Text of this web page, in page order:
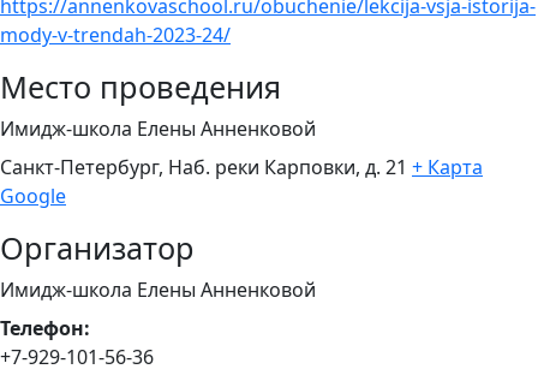
https://annenkovaschool.ru/obuchenie/lekcija-vsja-istorija-
mody-v-trendah-2023-24/
Место проведения
Имидж-школа Елены Анненковой
Санкт-Петербург, Наб. реки Карповки, д. 21 + Карта
Google
Организатор
Имидж-школа Елены Анненковой
Телефон:
+7-929-101-56-36